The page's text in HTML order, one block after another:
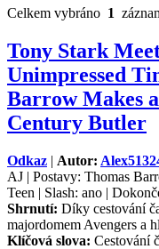
Celkem vybráno 1
Tony Stark
Unimpressed
Barrow Makes
Century Butler
Odkaz | Autor:
AJ | Postavy: Thomas
Teen | Slash: ano |
Shrnutí: Díky cestování
majordomem Avengers a
Klíčová slova: Cestování